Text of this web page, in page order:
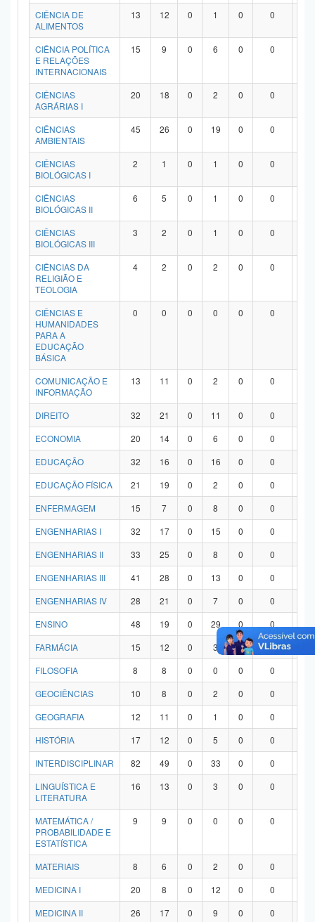
CIÊNCIA DE
ALIMENTOS
13 12 0 1 0 0
CIÊNCIA POLÍTICA
E RELAÇÕES
INTERNACIONAIS
15 9 0 6 0 0
CIÊNCIAS
AGRÁRIAS I
20 18 0 2 0 0
CIÊNCIAS
AMBIENTAIS
45 26 0 19 0 0
CIÊNCIAS
BIOLÓGICAS I
2 1 0 1 0 0
CIÊNCIAS
BIOLÓGICAS II
6 5 0 1 0 0
CIÊNCIAS
BIOLÓGICAS III
3 2 0 1 0 0
CIÊNCIAS DA
RELIGIÃO E
TEOLOGIA
4 2 0 2 0 0
CIÊNCIAS E
HUMANIDADES
PARA A
EDUCAÇÃO
BÁSICA
0 0 0 0 0 0
COMUNICAÇÃO E
INFORMAÇÃO
13 11 0 2 0 0
DIREITO 32 21 0 11 0 0
ECONOMIA
20 14 0 6 0 0
EDUCAÇÃO
32 16 0 16 0 0
EDUCAÇÃO FÍSICA
21 19 0 2 0 0
ENFERMAGEM
15 7 0 8 0 0
ENGENHARIAS I
32 17 0 15 0 0
ENGENHARIAS II
33 25 0 8 0 0
ENGENHARIAS III
41 28 0 13 0 0
ENGENHARIAS IV
28 21 0 7 0 0
ENSINO
48 19 0 29 0 0
FARMÁCIA
15 12 0 3 0 0
FILOSOFIA
8 8 0 0 0 0
GEOCIÊNCIAS
10 8 0 2 0 0
GEOGRAFIA
12 11 0 1 0 0
HISTÓRIA
17 12 0 5 0 0
INTERDISCIPLINAR
82 49 0 33 0 0
LINGUÍSTICA E
LITERATURA
16 13 0 3 0 0
MATEMÁTICA /
PROBABILIDADE E
ESTATÍSTICA
9 9 0 0 0 0
MATERIAIS 8 6 0 2 0 0
MEDICINA I
20 8 0 12 0 0
MEDICINA II
26 17 0 9 0 0